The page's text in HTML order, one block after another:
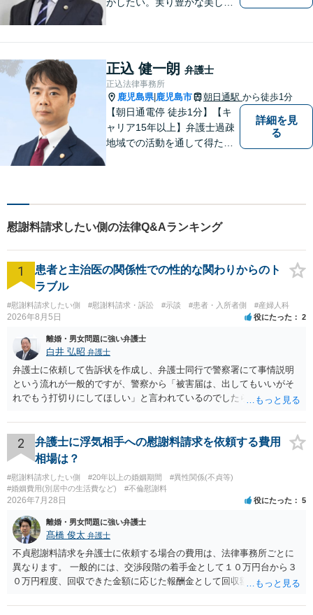
なさまと一緒に成長させてい
ただきたい。それが私たち，
みずほ法律事務所の思いで
す。
正込 健一朗 弁護士
正込法律事務所
鹿児島県| 鹿児島市 朝日通駅 から徒歩1分
【朝日通電停 徒歩1分】【キ
ャリア15年以上】弁護士過疎
地域での活動を通して得た経
適な解決策をご提案します
詳細を見
る
慰謝料請求したい側の法律Q&Aランキング
1
患者と主治医の関係性での性的な関わりからのト
ラブル
#慰謝料請求したい側 #慰謝料請求・訴訟 #示談 #患者・入所者側 #産婦人科
2026年8月5日 役にたった 2
離婚・男女問題に強い弁護士
白井 弘昭 弁護士
弁護士に依頼して告訴状を作成し、弁護士同行で警察署にて事情説明
という流れが一般的ですが、警察から「被害届は、出してもいいがそ
れでもう打切りにしてほしい」と言われているのでしたら、あまり結
検察庁に訴えるのもありかもしれないですが、実際に捜査をするの
は、結局所轄だと思われますので、やはり結論は変わらないかもしれ
ないです。 一度、最寄りの「刑事に強い」とうたっている弁護士に相
談してみてはいかがでしょうか。 以上、ご参考まで。
2
弁護士に浮気相手への慰謝料請求を依頼する費用
相場は？
#慰謝料請求したい側 #20年以上の婚姻期間
#異性関係(不貞等)
#婚姻費用(別居中の生活費など)
#不倫慰謝料
2026年7月28日 役にたった 5
離婚・男女問題に強い弁護士
髙橋 俊太 弁護士
不貞慰謝料請求を弁護士に依頼する場合の費用は、法律事務所ごとに
異なります。 一般的には、交渉段階の着手金として１０万円台から３
０万円程度、回収できた金額に応じた報酬金として回収額の１０％か
には、追加着手金や日当、実費が発生することもあります。 もっと